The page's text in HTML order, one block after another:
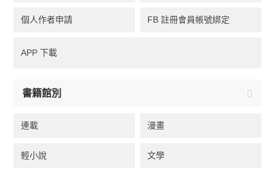
個人作者申請 FB 註冊會員帳號綁定
APP 下載
書籍館別
連載 漫畫
輕小說 文學